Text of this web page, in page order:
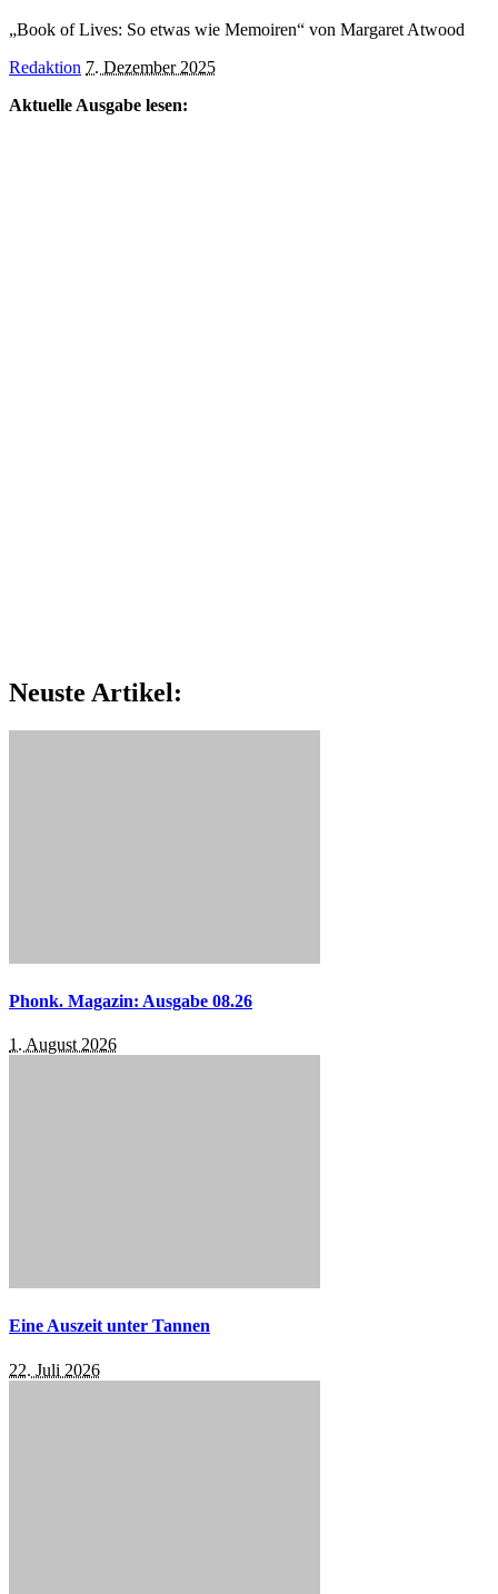
„Book of Lives: So etwas wie Memoiren“ von Margaret Atwood
Posted
Redaktion 7. Dezember 2025
Aktuelle Ausgabe lesen:
Neuste Artikel:
Phonk. Magazin: Ausgabe 08.26
1. August 2026
Eine Auszeit unter Tannen
22. Juli 2026